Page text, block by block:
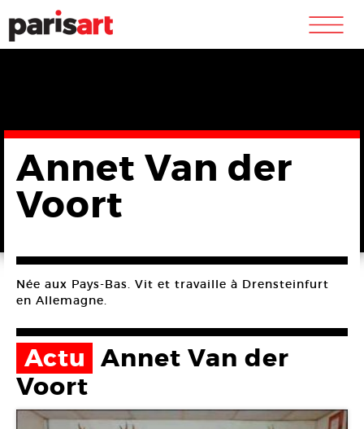
m
Annet Van der
Voort
Née aux Pays-Bas. Vit et travaille à Drensteinfurt
en Allemagne.
Actu Annet Van der
Voort